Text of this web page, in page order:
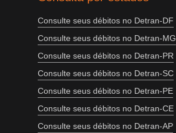
Consulte seus débitos no Detran-DF
Consulte seus débitos no Detran-MG
Consulte seus débitos no Detran-PR
Consulte seus débitos no Detran-SC
Consulte seus débitos no Detran-PE
Consulte seus débitos no Detran-CE
Consulte seus débitos no Detran-AP